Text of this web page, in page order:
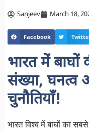
Sanjeev March 18,
Facebook
भारत में बाघों
संख्या, घनत्व
चुनौतियाँ!
भारत विश्व में बाघों का